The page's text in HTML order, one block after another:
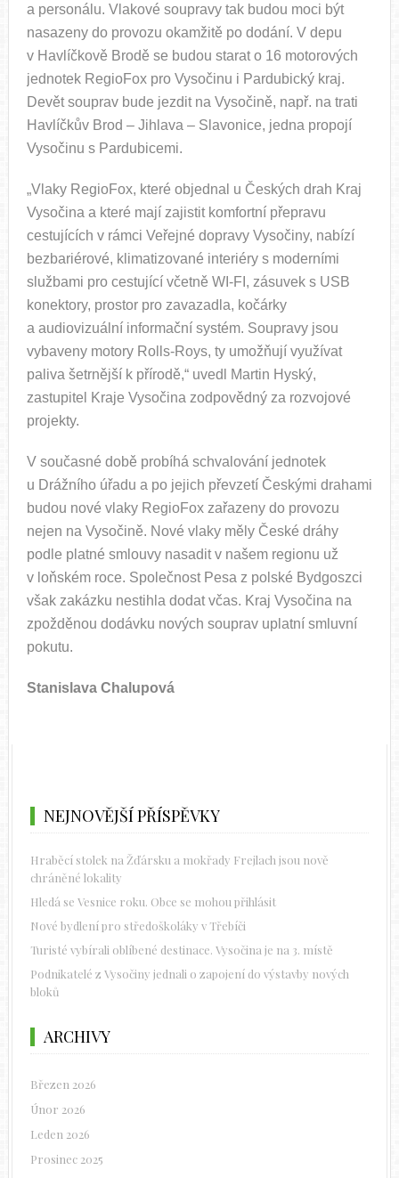
a personálu. Vlakové soupravy tak budou moci být
nasazeny do provozu okamžitě po dodání. V depu
v Havlíčkově Brodě se budou starat o 16 motorových
jednotek RegioFox pro Vysočinu i Pardubický kraj.
Devět souprav bude jezdit na Vysočině, např. na trati
Havlíčkův Brod – Jihlava – Slavonice, jedna propojí
Vysočinu s Pardubicemi.
„Vlaky RegioFox, které objednal u Českých drah Kraj
Vysočina a které mají zajistit komfortní přepravu
cestujících v rámci Veřejné dopravy Vysočiny, nabízí
bezbariérové, klimatizované interiéry s moderními
službami pro cestující včetně WI-FI, zásuvek s USB
konektory, prostor pro zavazadla, kočárky
a audiovizuální informační systém. Soupravy jsou
vybaveny motory Rolls-Roys, ty umožňují využívat
paliva šetrnější k přírodě,“ uvedl Martin Hyský,
zastupitel Kraje Vysočina zodpovědný za rozvojové
projekty.
V současné době probíhá schvalování jednotek
u Drážního úřadu a po jejich převzetí Českými drahami
budou nové vlaky RegioFox zařazeny do provozu
nejen na Vysočině. Nové vlaky měly České dráhy
podle platné smlouvy nasadit v našem regionu už
v loňském roce. Společnost Pesa z polské Bydgoszci
však zakázku nestihla dodat včas. Kraj Vysočina na
zpožděnou dodávku nových souprav uplatní smluvní
pokutu.
Stanislava Chalupová
NEJNOVĚJŠÍ PŘÍSPĚVKY
Hraběcí stolek na Žďársku a mokřady Frejlach jsou nově
chráněné lokality
Hledá se Vesnice roku. Obce se mohou přihlásit
Nové bydlení pro středoškoláky v Třebíči
Turisté vybírali oblíbené destinace. Vysočina je na 3. místě
Podnikatelé z Vysočiny jednali o zapojení do výstavby nových
bloků
ARCHIVY
Březen 2026
Únor 2026
Leden 2026
Prosinec 2025